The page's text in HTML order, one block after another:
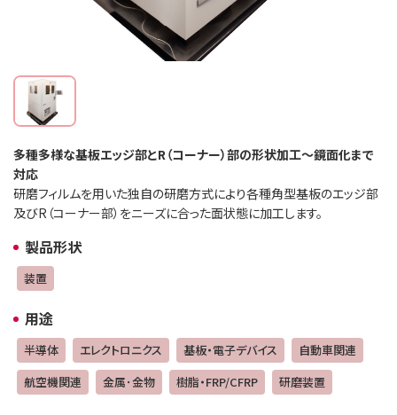
多種多様な基板エッジ部とR（コーナー）部の形状加工～鏡面化まで
対応
研磨フィルムを用いた独自の研磨方式により各種角型基板のエッジ部
及びR（コーナー部）をニーズに合った面状態に加工します。
製品形状
装置
用途
半導体 エレクトロニクス 基板・電子デバイス
自動車関連
航空機関連
金属･金物 樹脂・FRP/CFRP 研磨装置